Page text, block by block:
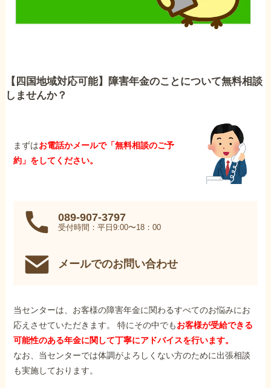
【四国地域対応可能】障害年金のことについて無料相談
しませんか？
まずはお電話かメールで「無料相談のご予
約」をしてください。
089-907-3797
受付時間：平日9:00〜18：00
メールでのお問い合わせ
当センターは、お客様の障害年金に関わるすべてのお悩みにお
応えさせていただきます。 特にその中でもお客様が受給できる
可能性のある年金に関して丁寧にアドバイスを行います。
なお、当センターでは体調がよろしくない方のために出張相談
も実施しております。